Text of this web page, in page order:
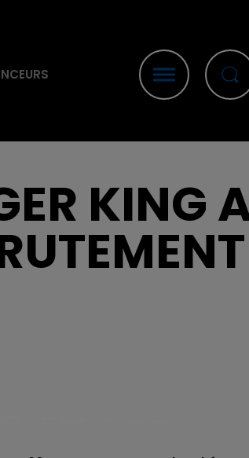
KING